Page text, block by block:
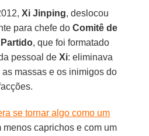
Xi Jinping, deslocou
para chefe doComitê de
, que foi formatado
pessoal deXi: eliminava
massas e os inimigos do
se tornar algo como um
menos caprichos e com um